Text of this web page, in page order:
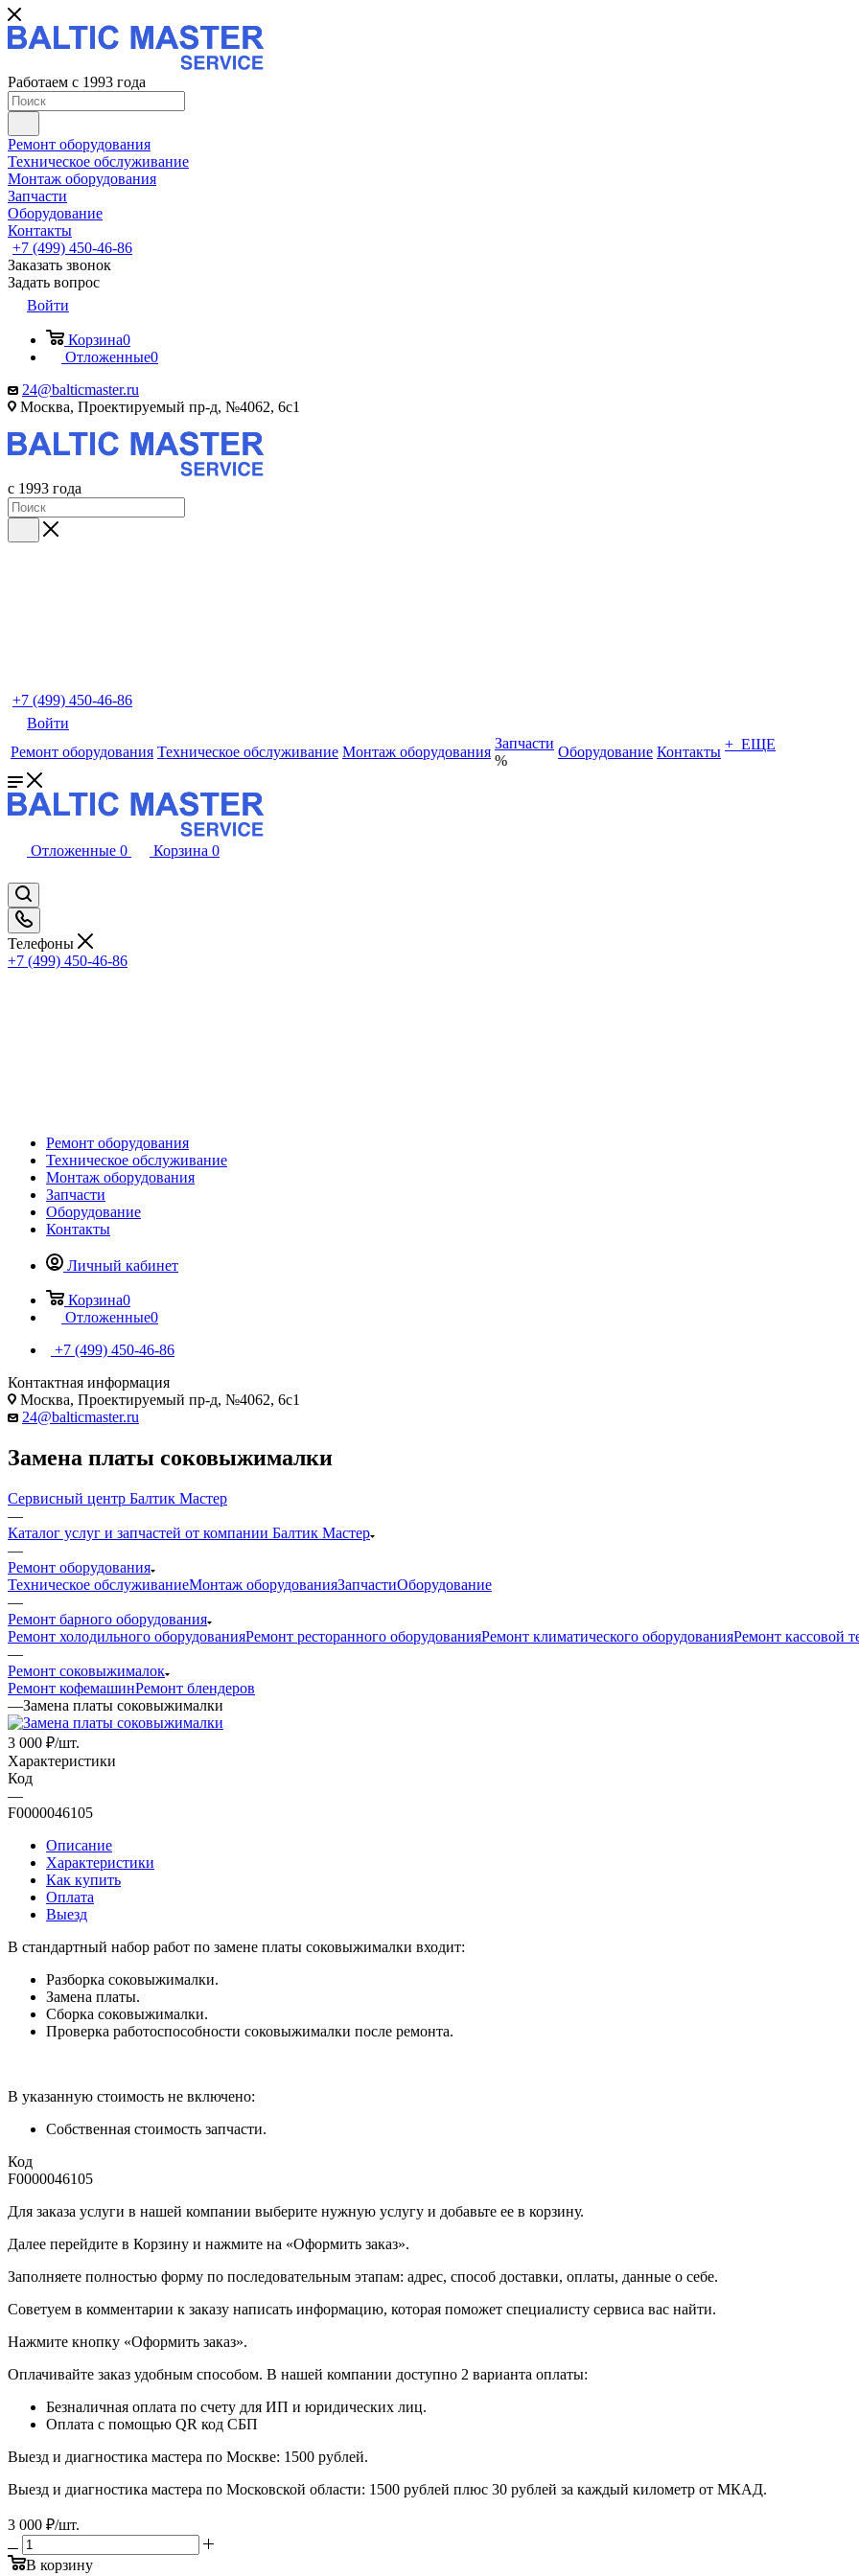
Работаем с 1993 года
Ремонт оборудования
Техническое обслуживание
Монтаж оборудования
Запчасти
Оборудование
Контакты
+7 (499) 450-46-86
Заказать звонок
Задать вопрос
Войти
Корзина0
Отложенные0
24@balticmaster.ru
Москва, Проектируемый пр-д, №4062, 6с1
с 1993 года
+7 (499) 450-46-86
Войти
Ремонт оборудования Техническое обслуживание Монтаж оборудования
Запчасти
%
Оборудование Контакты + ЕЩЕ
Отложенные 0 Корзина 0
Телефоны
+7 (499) 450-46-86
Ремонт оборудования
Техническое обслуживание
Монтаж оборудования
Запчасти
Оборудование
Контакты
Личный кабинет
Корзина0
Отложенные0
+7 (499) 450-46-86
Контактная информация
Москва, Проектируемый пр-д, №4062, 6с1
24@balticmaster.ru
Замена платы соковыжималки
Сервисный центр Балтик Мастер
—
Каталог услуг и запчастей от компании Балтик Мастер
—
Ремонт оборудования
Техническое обслуживаниеМонтаж оборудованияЗапчастиОборудование
—
Ремонт барного оборудования
Ремонт холодильного оборудованияРемонт ресторанного оборудованияРемонт климатического оборудованияРемонт кассовой
—
Ремонт соковыжималок
Ремонт кофемашинРемонт блендеров
—Замена платы соковыжималки
3 000 ₽/шт.
Характеристики
Код
—
F0000046105
Описание
Характеристики
Как купить
Оплата
Выезд
В стандартный набор работ по замене платы соковыжималки входит:
Разборка соковыжималки.
Замена платы.
Сборка соковыжималки.
Проверка работоспособности соковыжималки после ремонта.
В указанную стоимость не включено:
Собственная стоимость запчасти.
Код
F0000046105
Для заказа услуги в нашей компании выберите нужную услугу и добавьте ее в корзину.
Далее перейдите в Корзину и нажмите на «Оформить заказ».
​​​​​​​Заполняете полностью форму по последовательным этапам: адрес, способ доставки, оплаты, данные о себе.
​​​​​​​Советуем в комментарии к заказу написать информацию, которая поможет специалисту сервиса вас найти.
​​​​​​​Нажмите кнопку «Оформить заказ».
Оплачивайте заказ удобным способом. В нашей компании доступно 2 варианта оплаты:
Безналичная оплата по счету для ИП и юридических лиц.
Оплата с помощью QR код СБП
Выезд и диагностика мастера по Москве: 1500 рублей.
Выезд и диагностика мастера по Московской области: 1500 рублей плюс 30 рублей за каждый километр от МКАД.
3 000 ₽/шт.
В корзину